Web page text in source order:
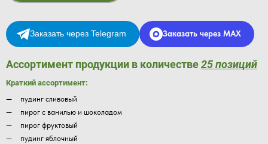
Заказать через Telegram Заказать через MAX
Ассортимент продукции в количестве 25 позиций
Краткий ассортимент:
пудинг сливовый
пирог с ванилью и шоколадом
пирог фруктовый
пудинг яблочный